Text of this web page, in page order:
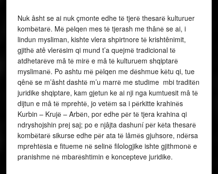
Nuk âsht se ai nuk çmonte edhe tё tjerё thesarё kulturuer
kombёtarё. Mё pёlqen mes tё tjerash me thânё se ai, i
lindun mysliman, kishte vlera shpirtnore tё krishtênimit,
gjithё atê vlerёsim qi mund t’a quejmё tradicional tё
atdhetarёve mâ tё mirё e mâ tё kulturuem shqiptarё
myslimanё. Po ashtu mё pёlqen me dёshmue kёtu qi, tue
qênё se m’âsht dashtё m’u marrё me studime mbi traditёn
juridike shqiptare, kam gjetun ke ai nji nga kumtuesit mâ tё
dijtun e mâ tё mprehtё, jo vetёm sa i pёrkitte krahinёs
Kurbin – Krujё – Arbёn, por edhe pёr tё tjera krahina qi
ndryshojshin prej saj; po e njâjta dashuní pёr kёta thesarё
kombёtarё sikurse edhe pёr ata tё lâmёs gjuhsore, ndёrsa
mprehtёsia e fitueme nё selinё filologjike ishte gjithmonё e
pranishme nё mbarёshtimin e koncepteve juridike.